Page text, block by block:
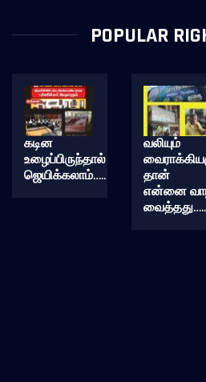
POPULAR
கடின
உழைப்பிருந்தால்
ஜெயிக்கலாம்…..
வலியும்
தான்
என்னை
வைத்தது…..